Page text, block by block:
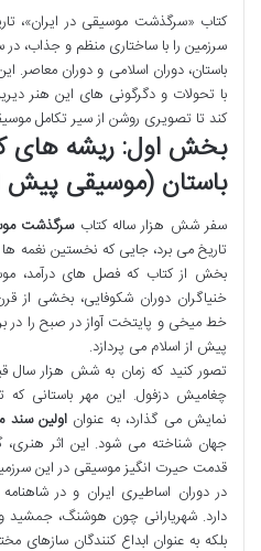
کتاب «سرگذشت موسیقی در ایران»،
سرزمین را با ساختاری منظم و جذاب،
باستان، دوران اسلامی و دوران معاصر.
با تحولات و دگرگونی های این هنر
کند تا تصویری روشن از سیر تکامل
بخش اول: ریشه های
باستان (موسیقی پیش
سفر شش هزار ساله کتابسرگذشت
تاریخ می برد، جایی که نخستین نغمه
بخش از کتاب که فصل های درآمد،
خنیاگران دوران شکوفایی، بخشی از
خط میخی و پایتخت آواز در صبح را در
پیش از اسلام می پردازد.
تصور کنید که زمان به شش هزار سال
چغامیش دزفول. این مهر باستانی که
نمایش می گذارد، به عنوان اولین سند
جهان شناخته می شود. این اثر
قدمت حیرت انگیز موسیقی در این
در دوران اساطیری ایران و در
دارد. شهریارانی چون هوشنگ، جمشید و
بلکه به عنوان ابداع کنندگان